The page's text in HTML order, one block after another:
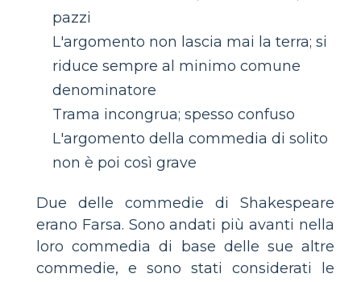
pazzi
L'argomento non lascia mai la terra; si
riduce sempre al minimo comune
denominatore
Trama incongrua; spesso confuso
L'argomento della commedia di solito
non è poi così grave
Due delle commedie di Shakespeare
erano Farsa. Sono andati più avanti nella
loro commedia di base delle sue altre
commedie, e sono stati considerati le